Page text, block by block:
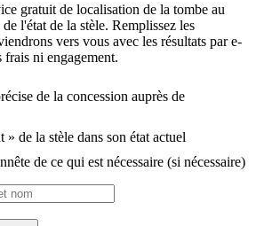
gratuit de localisation de la tombe au
l'état de la stèle. Remplissez les
vers vous avec les résultats par e-
ni engagement.
de la concession auprès de
» de la stèle dans son état actuel
de ce qui est nécessaire (si nécessaire)